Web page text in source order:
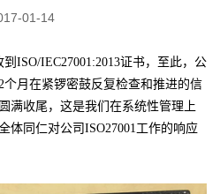
01-14
ISO/IEC27001:2013证书，至此，公
个月在紧锣密鼓反复检查和推进的信
满收尾，这是我们在系统性管理上
体同仁对公司ISO27001工作的响应